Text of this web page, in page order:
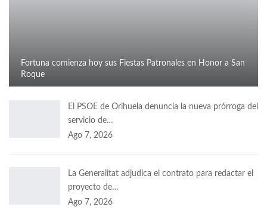
Fortuna comienza hoy sus Fiestas Patronales en Honor a San
Roque
El PSOE de Orihuela denuncia la nueva prórroga del
servicio de…
Ago 7, 2026
La Generalitat adjudica el contrato para redactar el
proyecto de…
Ago 7, 2026